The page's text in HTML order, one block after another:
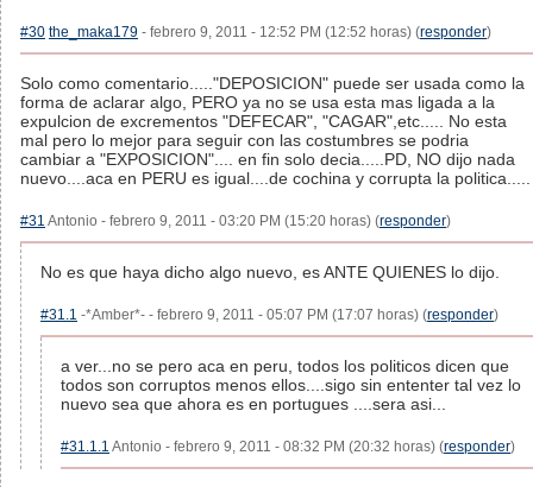
#30 the_maka179 - febrero 9, 2011 - 12:52 PM (12:52 horas) (responder)
Solo como comentario....."DEPOSICION" puede ser usada como la
forma de aclarar algo, PERO ya no se usa esta mas ligada a la
expulcion de excrementos "DEFECAR", "CAGAR",etc..... No esta
mal pero lo mejor para seguir con las costumbres se podria
cambiar a "EXPOSICION".... en fin solo decia.....PD, NO dijo nada
nuevo....aca en PERU es igual....de cochina y corrupta la politica.....
#31 Antonio - febrero 9, 2011 - 03:20 PM (15:20 horas) (responder)
No es que haya dicho algo nuevo, es ANTE QUIENES lo dijo.
#31.1 -*Amber*- - febrero 9, 2011 - 05:07 PM (17:07 horas) (responder)
a ver...no se pero aca en peru, todos los politicos dicen que
todos son corruptos menos ellos....sigo sin ententer tal vez lo
nuevo sea que ahora es en portugues ....sera asi...
#31.1.1 Antonio - febrero 9, 2011 - 08:32 PM (20:32 horas) (responder)